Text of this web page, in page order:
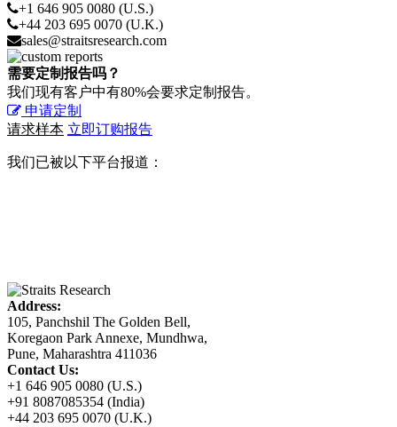
+1 646 905 0080 (U.S.)
+44 203 695 0070 (U.K.)
sales@straitsresearch.com
需要定制报告吗？
我们现有客户中有80%会要求定制报告。
申请定制
请求样本 立即订购报告
我们已被以下平台报道：
Address:
105, Panchshil The Golden Bell,
Koregaon Park Annexe, Mundhwa,
Pune, Maharashtra 411036
Contact Us:
+1 646 905 0080 (U.S.)
+91 8087085354 (India)
+44 203 695 0070 (U.K.)